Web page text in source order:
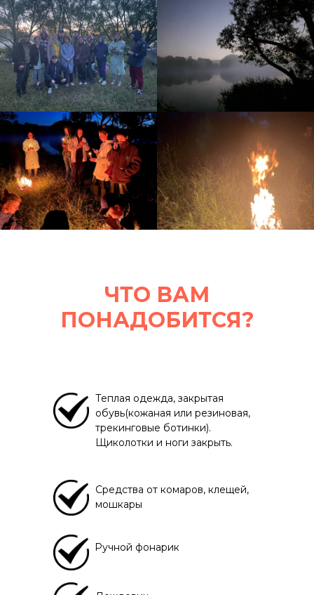
ЧТО ВАМ
ПОНАДОБИТСЯ?
Теплая одежда, закрытая
обувь(кожаная или резиновая,
трекинговые ботинки).
Щиколотки и ноги закрыть.
Средства от комаров, клещей,
мошкары
Ручной фонарик